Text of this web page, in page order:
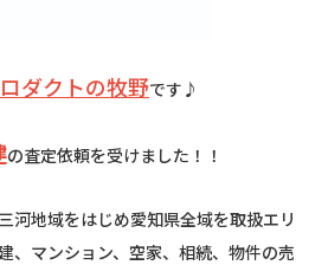
ダクトの牧野です♪
の査定依頼を受けました！！
河地域をはじめ愛知県全域を取扱エリ
、マンション、空家、相続、物件の売